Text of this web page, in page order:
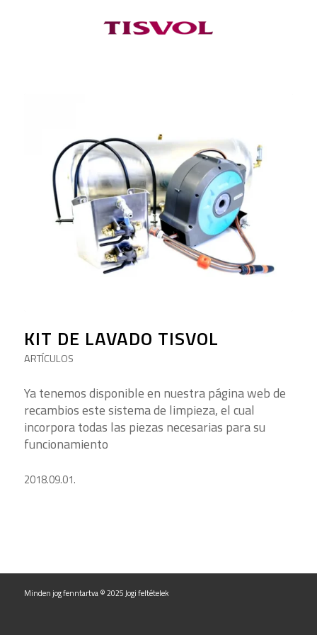
KIT DE LAVADO TISVOL
ARTÍCULOS
Ya tenemos disponible en nuestra página web de
recambios este sistema de limpieza, el cual
incorpora todas las piezas necesarias para su
funcionamiento
2018.09.01.
Minden jog fenntartva © 2025 Jogi feltételek